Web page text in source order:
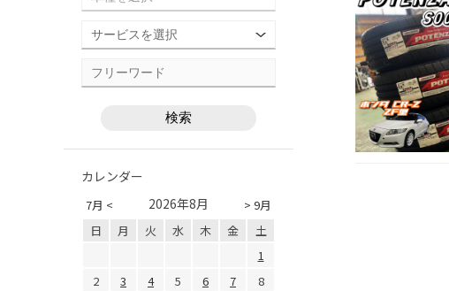
カレンダー
7月 < > 9月
2026年8月
日 月 火 水 木 金
土
1
2
3 4 5 6 7
8